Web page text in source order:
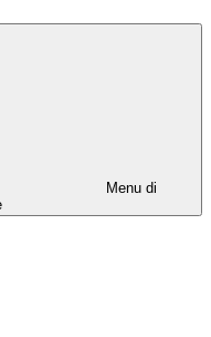
Menu di